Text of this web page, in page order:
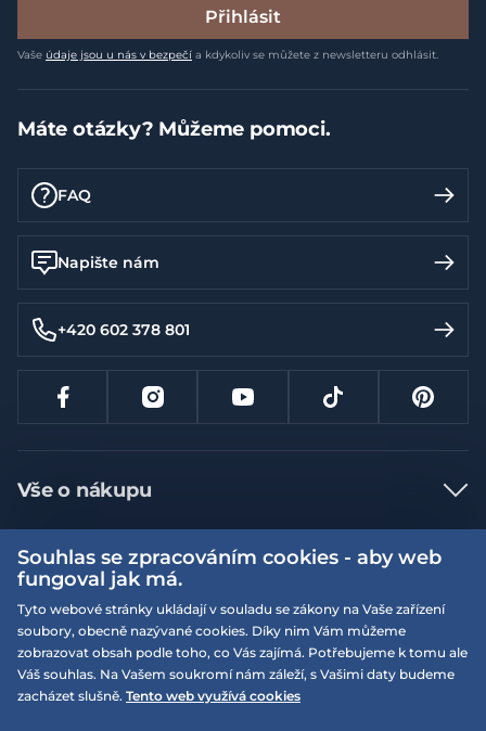
Přihlásit
Vaše údaje jsou u nás v bezpečí a kdykoliv se můžete z newsletteru odhlásit.
Máte otázky? Můžeme pomoci.
FAQ
Napište nám
+420 602 378 801
Vše o nákupu
Jak nakupovat
Nejčastější dotazy
Doprava a platba
Vrácení a výměna zboží
Reklamace
Více informací
Obchodní podmínky
Podmínky EQS věrnostního klubu
On-line katalogy
Naše prodejny
EQS Rudná
Souhlas se zpracováním cookies - aby web
fungoval jak má.
Tyto webové stránky ukládají v souladu se zákony na Vaše zařízení
soubory, obecně nazývané cookies. Díky nim Vám můžeme
zobrazovat obsah podle toho, co Vás zajímá. Potřebujeme k tomu ale
Váš souhlas. Na Vašem soukromí nám záleží, s Vašimi daty budeme
zacházet slušně. Tento web využívá cookies